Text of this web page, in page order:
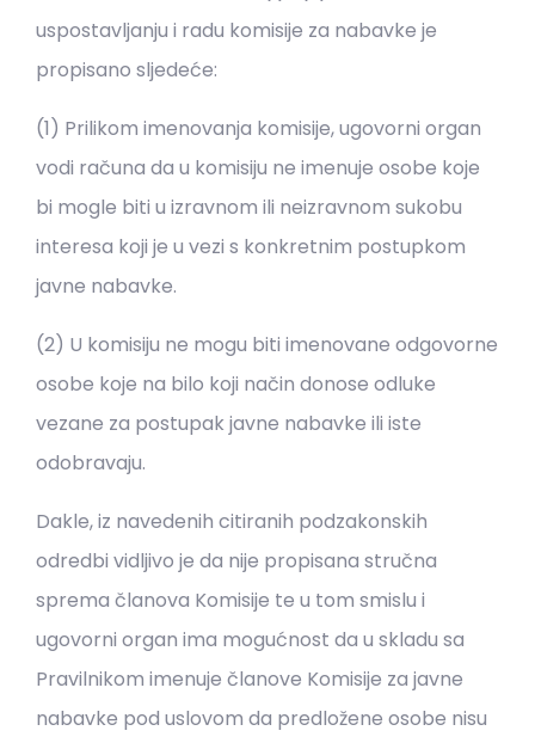
uspostavljanju i radu komisije za nabavke je
propisano sljedeće:
(1) Prilikom imenovanja komisije, ugovorni organ
vodi računa da u komisiju ne imenuje osobe koje
bi mogle biti u izravnom ili neizravnom sukobu
interesa koji je u vezi s konkretnim postupkom
javne nabavke.
(2) U komisiju ne mogu biti imenovane odgovorne
osobe koje na bilo koji način donose odluke
vezane za postupak javne nabavke ili iste
odobravaju.
Dakle, iz navedenih citiranih podzakonskih
odredbi vidljivo je da nije propisana stručna
sprema članova Komisije te u tom smislu i
ugovorni organ ima mogućnost da u skladu sa
Pravilnikom imenuje članove Komisije za javne
nabavke pod uslovom da predložene osobe nisu